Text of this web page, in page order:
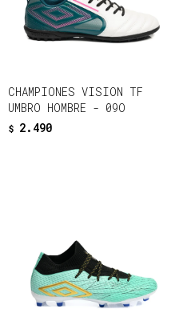
CHAMPIONES VISION TF
UMBRO HOMBRE - 09O
$ 2.490